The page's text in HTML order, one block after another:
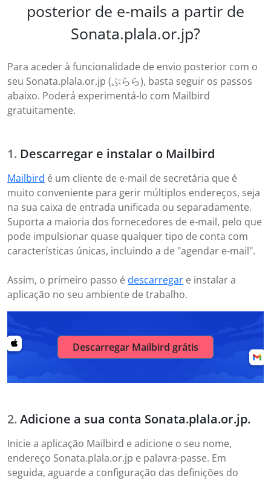
posterior de e-mails a partir de
Sonata.plala.or.jp?
Para aceder à funcionalidade de envio posterior com o
seu Sonata.plala.or.jp (ぷらら), basta seguir os passos
abaixo. Poderá experimentá-lo com Mailbird
gratuitamente.
Descarregar e instalar o Mailbird
Mailbird é um cliente de e-mail de secretária que é
muito conveniente para gerir múltiplos endereços, seja
na sua caixa de entrada unificada ou separadamente.
Suporta a maioria dos fornecedores de e-mail, pelo que
pode impulsionar quase qualquer tipo de conta com
características únicas, incluindo a de "agendar e-mail".
Assim, o primeiro passo é descarregar e instalar a
aplicação no seu ambiente de trabalho.
Descarregar Mailbird grátis
Adicione a sua conta Sonata.plala.or.jp.
Inicie a aplicação Mailbird e adicione o seu nome,
endereço Sonata.plala.or.jp e palavra-passe. Em
seguida, aguarde a configuração das definições do